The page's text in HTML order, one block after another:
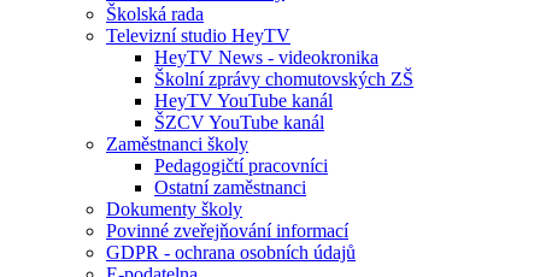
Školská rada
Televizní studio HeyTV
HeyTV News - videokronika
Školní zprávy chomutovských ZŠ
HeyTV YouTube kanál
ŠZCV YouTube kanál
Zaměstnanci školy
Pedagogičtí pracovníci
Ostatní zaměstnanci
Dokumenty školy
Povinné zveřejňování informací
GDPR - ochrana osobních údajů